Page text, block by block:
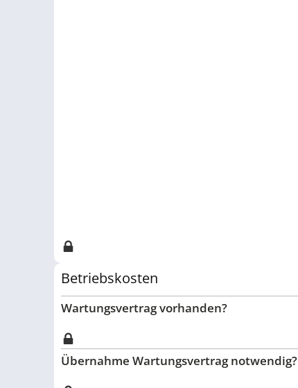
Betriebskosten
Wartungsvertrag vorhanden?
Übernahme Wartungsvertrag notwendig?